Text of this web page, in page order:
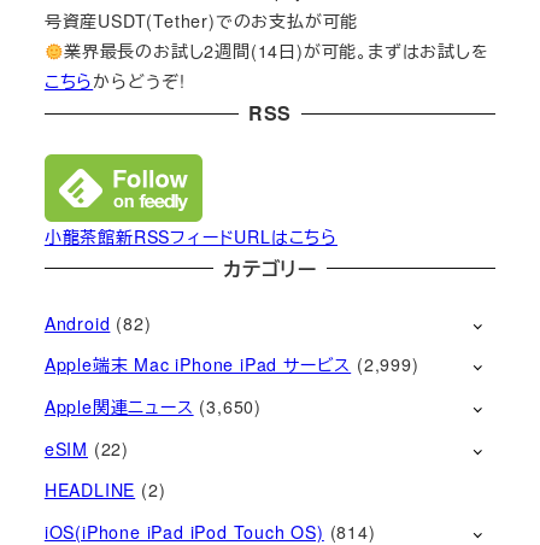
号資産USDT(Tether)でのお支払が可能
業界最長のお試し2週間(14日)が可能。まずはお試しを
こちらからどうぞ!
RSS
小龍茶館新RSSフィードURLはこちら
カテゴリー
Android (82)
Apple端末 Mac iPhone iPad サービス (2,999)
Apple関連ニュース (3,650)
eSIM (22)
HEADLINE (2)
iOS(iPhone iPad iPod Touch OS) (814)